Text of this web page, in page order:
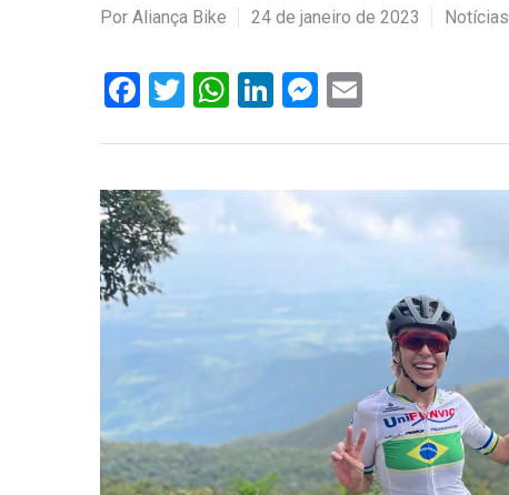
Por Aliança Bike 24 de janeiro de 2023 Notícias
Facebook
Twitter
WhatsApp
LinkedIn
Messenger